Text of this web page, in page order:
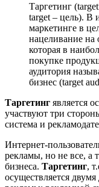
Таргетинг
target – цель). В
маркетинге в
нацеливание на
которая в
покупке
аудитория
бизнес (target
Таргетинг является
участвуют три
система и
Интернет-
рекламы, но не все, а
бизнеса. Таргетинг,
осуществляется